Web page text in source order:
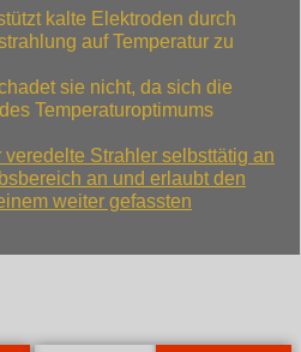
kalte Elektroden durch
auf Temperatur zu
sie nicht, da sich die
Temperaturoptimums
veredelte Strahler selbsttätig an
an und erlaubt den
weiter gefassten